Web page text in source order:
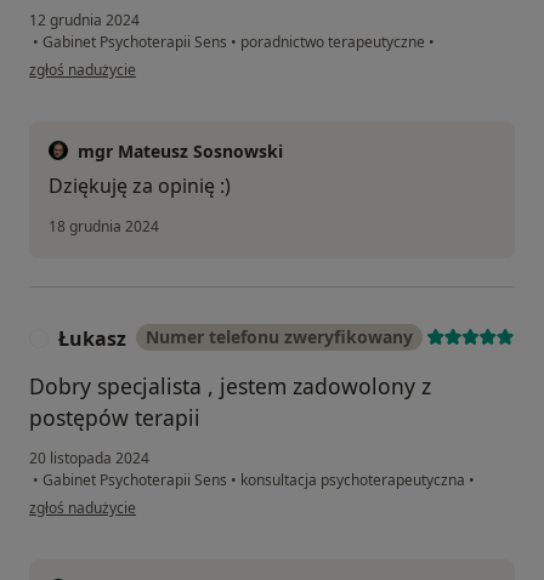
12 grudnia 2024
• Gabinet Psychoterapii Sens • poradnictwo terapeutyczne •
w opinii użytkownika Aleksandra M.
zgłoś nadużycie
mgr Mateusz Sosnowski
Dziękuję za opinię :)
18 grudnia 2024
Łukasz Numer telefonu zweryfikowany
Dobry specjalista , jestem zadowolony z
postępów terapii
20 listopada 2024
• Gabinet Psychoterapii Sens • konsultacja psychoterapeutyczna •
w opinii użytkownika Łukasz
zgłoś nadużycie